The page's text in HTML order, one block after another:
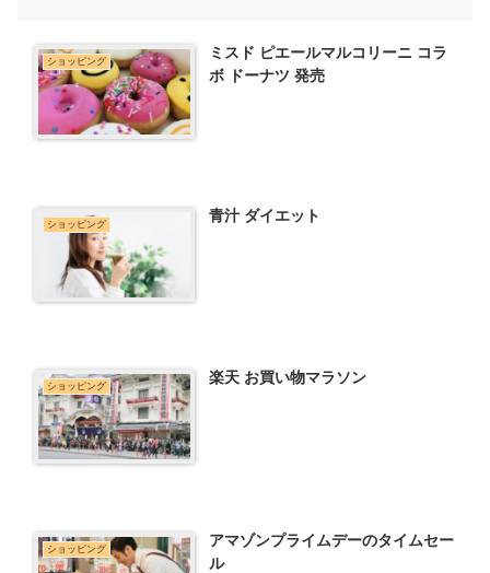
ショッピング
ミスド ピエールマルコリーニ コラ
ボ ドーナツ 発売
ショッピング 青汁 ダイエット
ショッピング 楽天 お買い物マラソン
ショッピング
アマゾンプライムデーのタイムセー
ル